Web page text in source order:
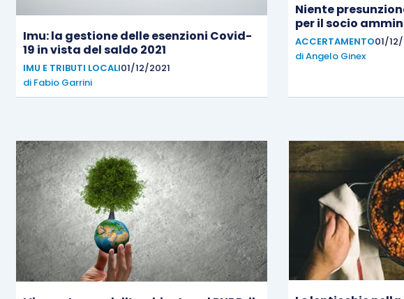
Imu: la gestione delle esenzioni Covid-
19 in vista del saldo 2021
IMU E TRIBUTI LOCALI01/12/2021
di Fabio Garrini
Niente
per il socio
ACCERTAMENTO01/
diAngelo Ginex